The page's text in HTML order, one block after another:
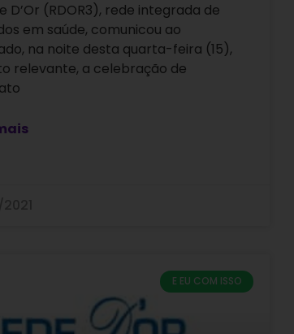
D’Or (RDOR3), rede integrada de
em saúde, comunicou ao
na noite desta quarta-feira (15),
relevante, a celebração de
E EU COM ISSO